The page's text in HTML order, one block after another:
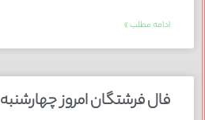
ادامه مطلب »
فال فرشتگان امروز چهارشنبه 3 دی 1404